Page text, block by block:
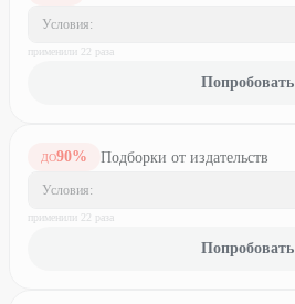
Условия:
применили 22 раз а
Попробовать
ДО90% Подборки от издательств
Условия:
применили 22 раз а
Попробовать